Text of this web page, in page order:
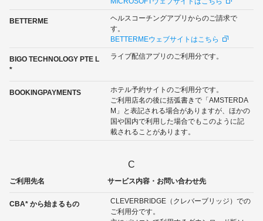
BETTERME
ヘルスコーチングアプリからのご請求で
す。
BETTERMEウェブサイトはこちら
BIGO TECHNOLOGY PTE L
*
ライブ配信アプリのご利用分です。
BOOKINGPAYMENTS
ホテル予約サイトのご利用分です。
ご利用店名の後に括弧書きで「AMSTERDA
M」と表記される場合がありますが、ほかの
国や国内で利用した場合でもこのように記
載されることがあります。
C
ご利用先名 サービス内容・お問い合わせ先
CBA* から始まるもの
CLEVERBRIDGE（クレバーブリッジ）での
ご利用分です。